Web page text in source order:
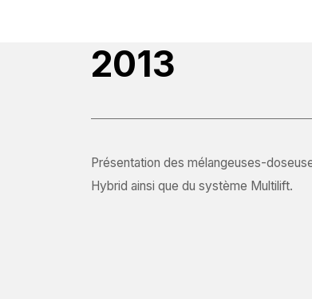
2013
Présentation des mélangeuses-
Hybrid ainsi que du système Multilift.